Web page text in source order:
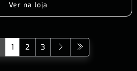
Ver na loja
1 2 3